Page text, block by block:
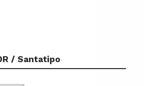
/ Santatipo